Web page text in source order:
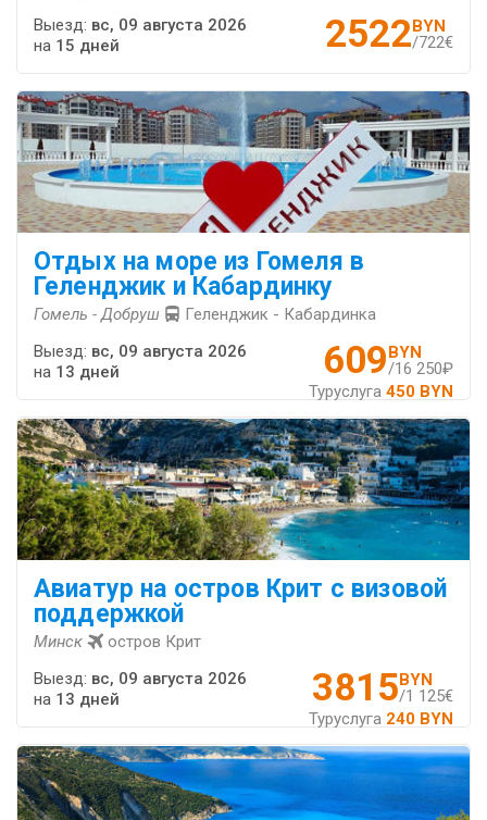
2522BYN
/722€
Выезд: вс, 09 августа 2026
на 15 дней
Отдых на море из Гомеля в
Геленджик и Кабардинку
Гомель - Добруш Геленджик - Кабардинка
609BYN
/16 250₽
Туруслуга 450 BYN
Выезд: вс, 09 августа 2026
на 13 дней
Авиатур на остров Крит с визовой
поддержкой
Минск остров Крит
3815BYN
/1 125€
Туруслуга 240 BYN
Выезд: вс, 09 августа 2026
на 13 дней